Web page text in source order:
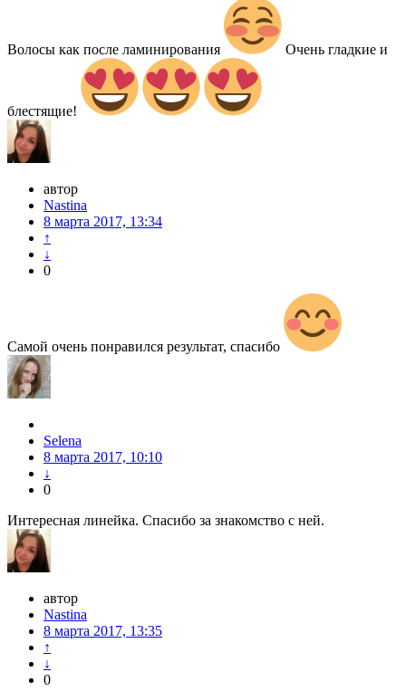
Волосы как после ламинирования Очень гладкие и
блестящие!
автор
Nastina
8 марта 2017, 13:34
↑
↓
0
Самой очень понравился результат, спасибо
Selena
8 марта 2017, 10:10
↓
0
Интересная линейка. Спасибо за знакомство с ней.
автор
Nastina
8 марта 2017, 13:35
↑
↓
0